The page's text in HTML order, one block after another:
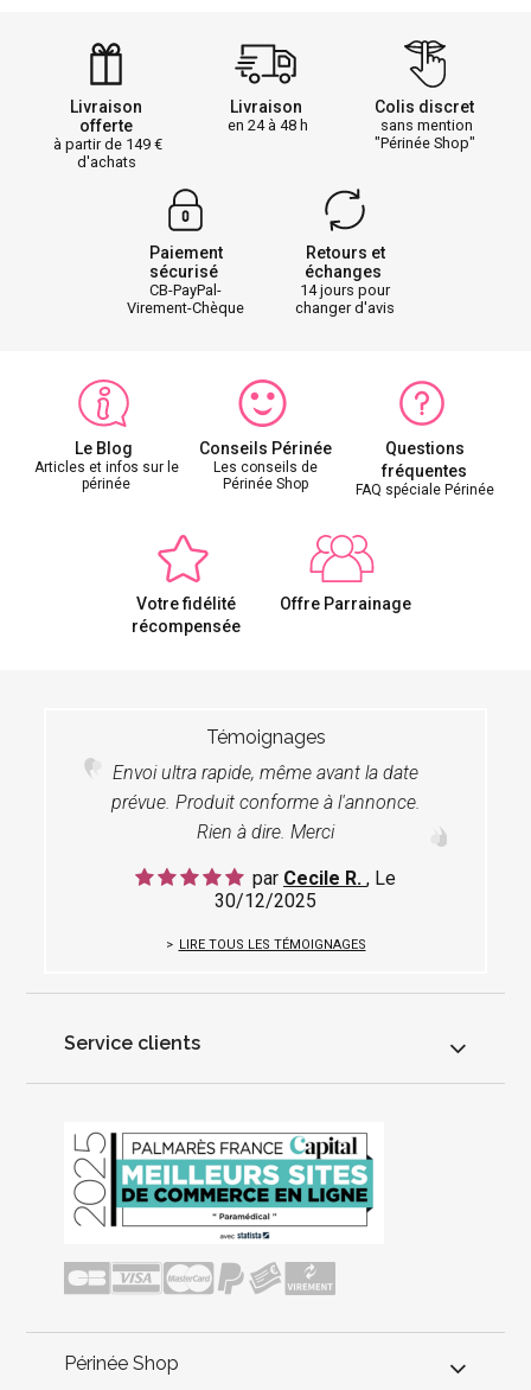
Livraison
offerte
à partir de 149
d'achats
Livraison
en 24 à 48 h
Colis discret
sans mention
"Périnée Shop"
Paiement
sécurisé
CB-PayPal-
Virement-Chèque
Retours et
échanges
14 jours pour
changer d'avis
Le Blog
Articles et infos sur le
périnée
Conseils Périnée
Les conseils de
Périnée Shop
Questions
fréquentes
FAQ spéciale Périnée
Votre fidélité
récompensée
Offre Parrainage
Témoignages
Envoi ultra rapide, même avant la date
prévue. Produit conforme à l'annonce.
Rien à dire. Merci
par Cecile R. , Le
30/12/2025
LIRE TOUS LES TÉMOIGNAGES
Service clients
Périnée Shop